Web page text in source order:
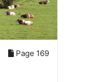
Page 169